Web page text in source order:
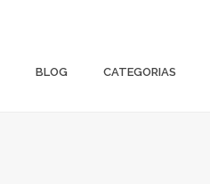
BLOG CATEGORIAS